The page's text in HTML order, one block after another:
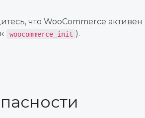
что WooCommerce активен
woocommerce_init ).